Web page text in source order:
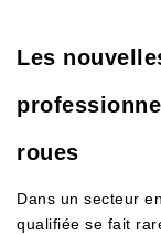
Les
roues
Dans un secteur
qualifiée se fait